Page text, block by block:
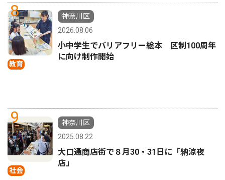
8
教育
神奈川区
2026.08.06
小中学生でバリアフリー絵本 区制100周年
に向け制作開始
9
社会
神奈川区
2025.08.22
大口通商店街で８月30・31日に「納涼夜
店」